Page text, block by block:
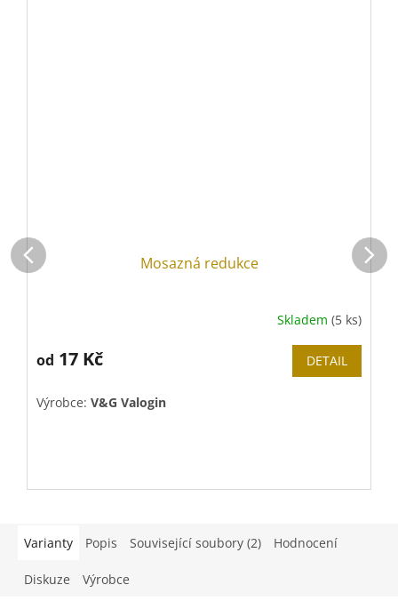
Mosazná redukce
Skladem (5 ks)
od 17 Kč DETAIL
Výrobce: V&G Valogin
Varianty Popis Související soubory (2) Hodnocení
Diskuze Výrobce